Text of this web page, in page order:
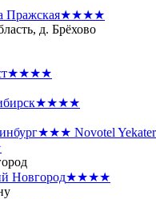
Пражская★★★★
д. Брёхово
★★★★
★★★★
★★★ Novotel
Новгород★★★★